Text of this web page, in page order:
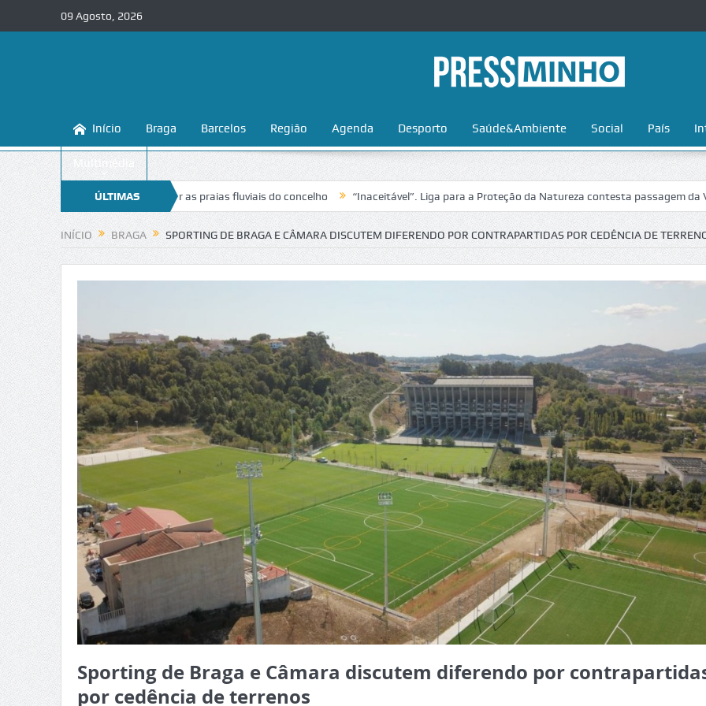
09 Agosto, 2026
Início Braga Barcelos Região Agenda Desporto Saúde&Ambiente Social País
Multimédia
ÚLTIMAS
NOTÍCIAS
a conhecer e proteger as praias fluviais do concelho “Inaceitável”. Liga para a Proteção da Natureza contesta passagem da Volta a
INÍCIO BRAGA SPORTING DE BRAGA E CÂMARA DISCUTEM DIFERENDO POR CONTRAPARTIDAS POR CEDÊNCIA DE
Sporting de Braga e Câmara discutem diferendo por
por cedência de terrenos